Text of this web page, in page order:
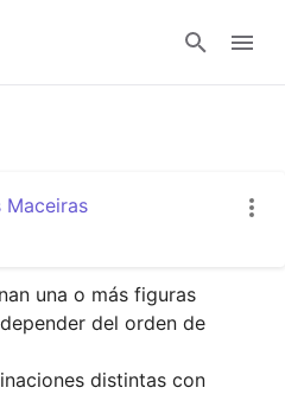
sesión
Maceiras
una o más figuras
del orden de
distintas con